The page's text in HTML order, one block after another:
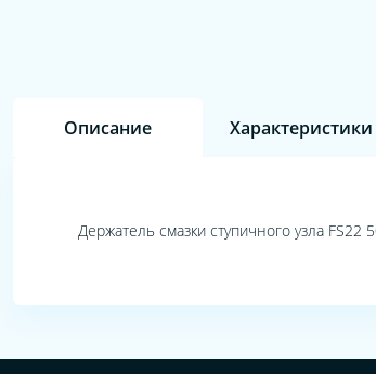
Описание Характеристики
Держатель смазки ступичного узла FS22